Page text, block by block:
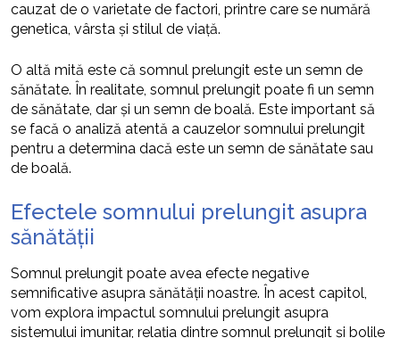
cauzat de o varietate de factori, printre care se numără
genetica, vârsta și stilul de viață.
O altă mită este că somnul prelungit este un semn de
sănătate. În realitate, somnul prelungit poate fi un semn
de sănătate, dar și un semn de boală. Este important să
se facă o analiză atentă a cauzelor somnului prelungit
pentru a determina dacă este un semn de sănătate sau
de boală.
Efectele somnului prelungit asupra
sănătății
Somnul prelungit poate avea efecte negative
semnificative asupra sănătății noastre. În acest capitol,
vom explora impactul somnului prelungit asupra
sistemului imunitar, relația dintre somnul prelungit și bolile